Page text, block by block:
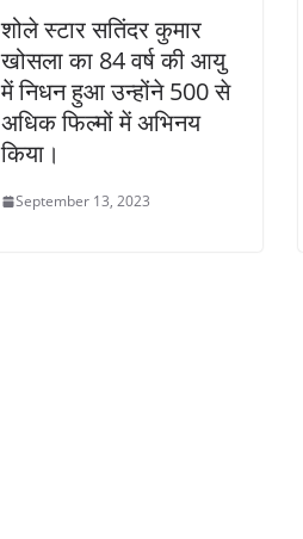
शोले स्टार सतिंदर कुमार
खोसला का 84 वर्ष की आयु
में निधन हुआ उन्होंने 500 से
अधिक फिल्मों में अभिनय
किया।
September 13, 2023